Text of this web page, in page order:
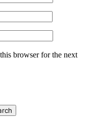
browser for the next